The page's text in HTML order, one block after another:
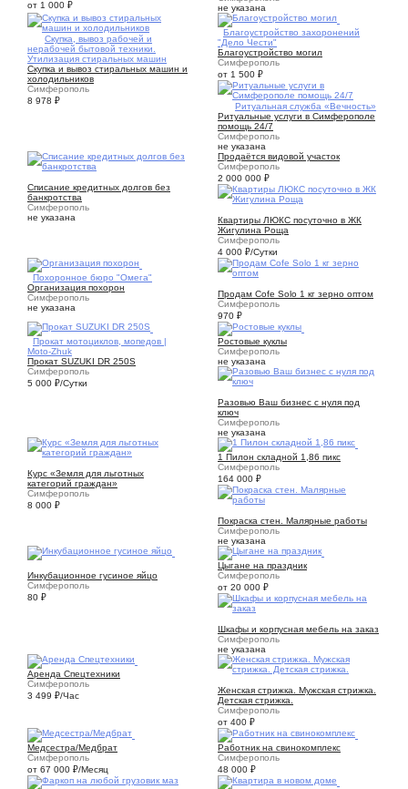
от 1 000 ₽
не указана
Скупка, вывоз рабочей и
нерабочей бытовой техники.
Утилизация стиральных машин
Скупка и вывоз стиральных машин и
холодильников
Симферополь
8 978 ₽
Благоустройство захоронений
"Дело Чести"
Благоустройство могил
Симферополь
от 1 500 ₽
Ритуальная служба «Вечность»
Ритуальные услуги в Симферополе
помощь 24/7
Симферополь
не указана
Списание кредитных долгов без
банкротства
Симферополь
не указана
Продаётся видовой участок
Симферополь
2 000 000 ₽
Квартиры ЛЮКС посуточно в ЖК
Жигулина Роща
Симферополь
4 000 ₽/Сутки
Похоронное бюро "Омега"
Организация похорон
Симферополь
не указана
Продам Cofe Solo 1 кг зерно оптом
Симферополь
970 ₽
Прокат мотоциклов, мопедов |
Moto-Zhuk
Прокат SUZUKI DR 250S
Симферополь
5 000 ₽/Сутки
Ростовые куклы
Симферополь
не указана
Разовью Ваш бизнес с нуля под
ключ
Симферополь
не указана
Курс «Земля для льготных
категорий граждан»
Симферополь
8 000 ₽
1 Пилон складной 1,86 пикс
Симферополь
164 000 ₽
Покраска стен. Малярные работы
Симферополь
не указана
Инкубационное гусиное яйцо
Симферополь
80 ₽
Цыгане на праздник
Симферополь
от 20 000 ₽
Шкафы и корпусная мебель на заказ
Симферополь
не указана
Аренда Спецтехники
Симферополь
3 499 ₽/Час
Женская стрижка. Мужская стрижка.
Детская стрижка.
Симферополь
от 400 ₽
Медсестра/Медбрат
Симферополь
от 67 000 ₽/Месяц
Работник на свинокомплекс
Симферополь
48 000 ₽